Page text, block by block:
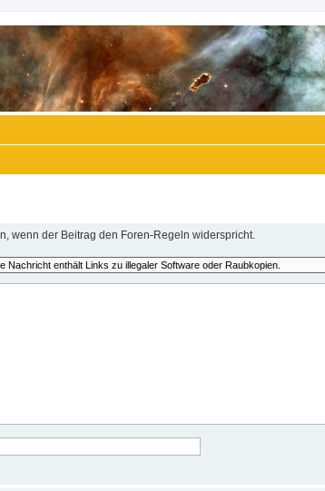
wenn der Beitrag den Foren-Regeln widerspricht.